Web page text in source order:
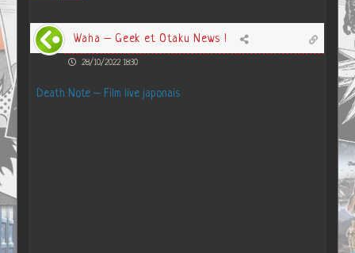
Waha – Geek et Otaku News !
28/10/2022 18:30
Death Note – Film live japonais